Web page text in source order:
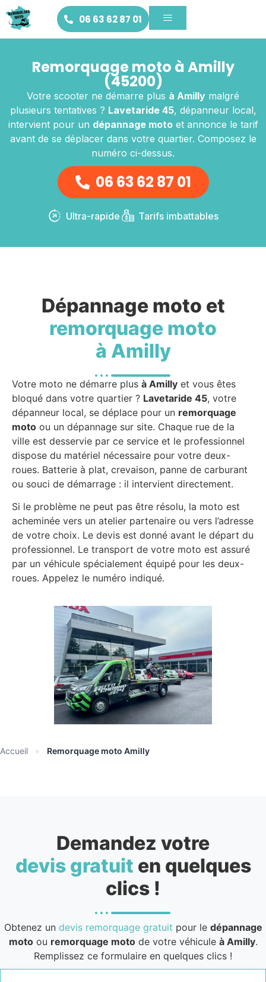
06 63 62 87 01
Remorquage moto à Amilly
(45200)
Votre scooter ne démarre plus à Amilly malgré
plusieurs tentatives ? Lavetaride 45, dépanneur local,
intervient pour un dépannage motoet annonce le tarif
avant de se déplacer dans votre quartier. Composez le
numéro ci-dessus.
06 63 62 87 01
Ultra-rapide Tarifs imbattables
Dépannage moto et
remorquage moto
à Amilly
Votre moto ne démarre plus à Amilly et vous êtes
bloqué dans votre quartier ? Lavetaride 45, votre
dépanneur local, se déplace pour un remorquage
moto ou un dépannage sur site. Chaque rue de la
ville est desservie par ce service et le professionnel
dispose du matériel nécessaire pour votre deux-
roues. Batterie à plat, crevaison, panne de carburant
ou souci de démarrage : il intervient directement.
Si le problème ne peut pas être résolu, la moto est
acheminée vers un atelier partenaire ou vers l’adresse
de votre choix. Le devis est donné avant le départ du
professionnel. Le transport de votre moto est assuré
par un véhicule spécialement équipé pour les deux-
roues. Appelez le numéro indiqué.
Accueil » Remorquage moto Amilly
Demandez votre
devis gratuit en quelques
clics !
Obtenez un devis remorquage gratuit pour le dépannage
motoou remorquage motode votre véhicule à Amilly.
Remplissez ce formulaire en quelques clics !